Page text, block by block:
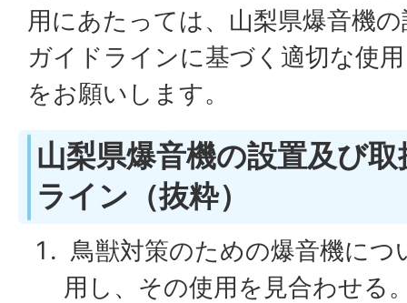
用にあたっては、山梨県爆音機
ガイドラインに基づく適切な使
をお願いします。
山梨県爆音機の設置及び
ライン（抜粋）
鳥獣対策のための爆音機につ
用し、その使用を見合わせる